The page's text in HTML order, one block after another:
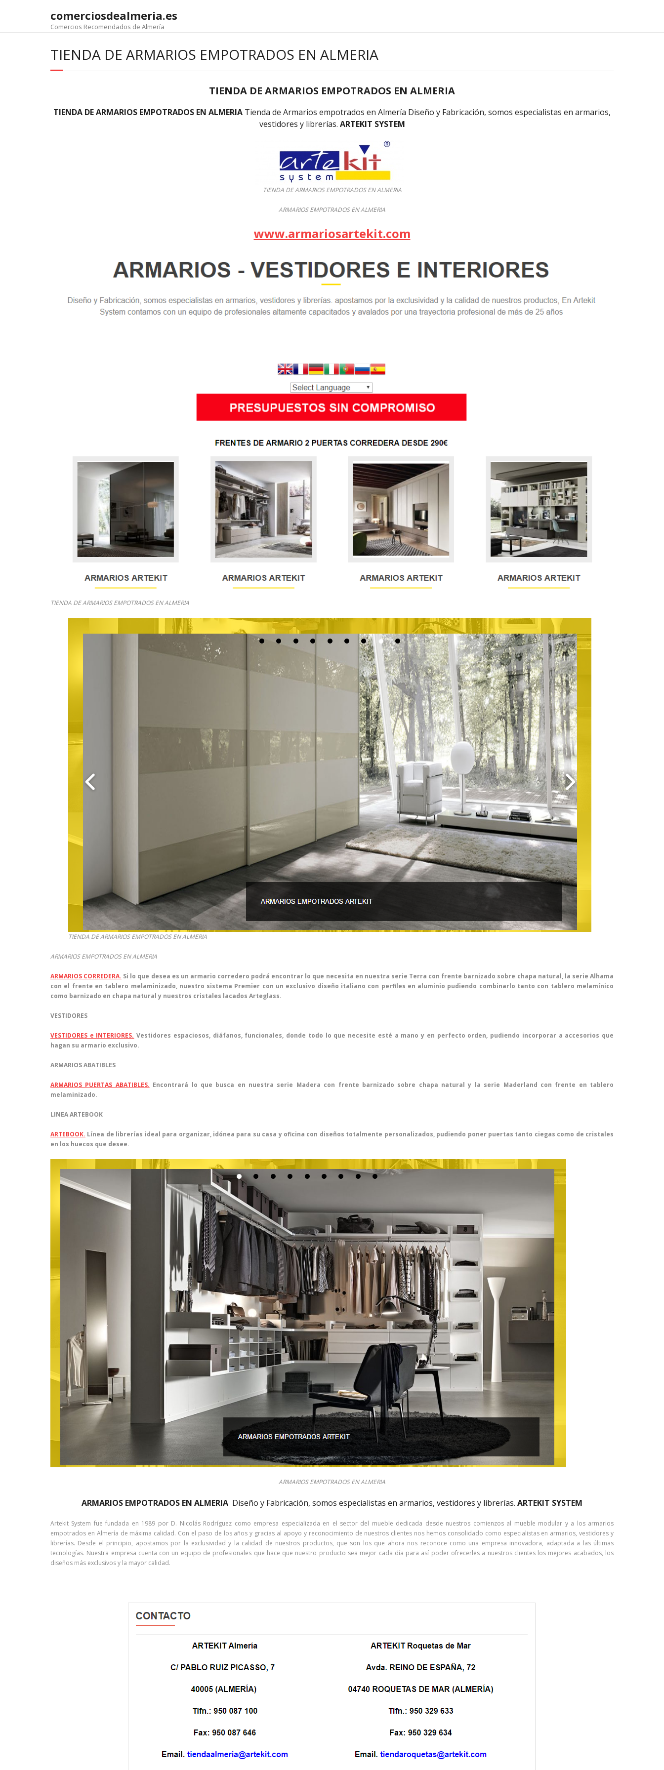
comerciosdealmeria.es
Comercios Recomendados de Almería
TIENDA DE ARMARIOS EMPOTRADOS EN ALMERIA
TIENDA DE ARMARIOS EMPOTRADOS EN ALMERIA
TIENDA DE ARMARIOS EMPOTRADOS EN ALMERIA Tienda de Armarios empotrados en Almería Diseño y Fabricación, somos especialistas en armarios,
vestidores y librerías. ARTEKIT SYSTEM
TIENDA DE ARMARIOS EMPOTRADOS EN ALMERIA
ARMARIOS EMPOTRADOS EN ALMERIA
www.armariosartekit.com
TIENDA DE ARMARIOS EMPOTRADOS EN ALMERIA
TIENDA DE ARMARIOS EMPOTRADOS EN ALMERIA
ARMARIOS EMPOTRADOS EN ALMERIA
ARMARIOS CORREDERA. Si lo que desea es un armario corredero podrá encontrar lo que necesita en nuestra serie Terra con frente barnizado sobre chapa natural, la serie Alhama
con el frente en tablero melaminizado, nuestro sistema Premier con un exclusivo diseño italiano con perfiles en aluminio pudiendo combinarlo tanto con tablero melamínico
como barnizado en chapa natural y nuestros cristales lacados Arteglass.
VESTIDORES
VESTIDORES e INTERIORES. Vestidores espaciosos, diáfanos, funcionales, donde todo lo que necesite esté a mano y en perfecto orden, pudiendo incorporar a accesorios que
hagan su armario exclusivo.
ARMARIOS ABATIBLES
ARMARIOS PUERTAS ABATIBLES. Encontrará lo que busca en nuestra serie Madera con frente barnizado sobre chapa natural y la serie Maderland con frente en tablero
melaminizado.
LINEA ARTEBOOK
ARTEBOOK. Línea de librerías ideal para organizar, idónea para su casa y oficina con diseños totalmente personalizados, pudiendo poner puertas tanto ciegas como de cristales
en los huecos que desee.
ARMARIOS EMPOTRADOS EN ALMERIA
ARMARIOS EMPOTRADOS EN ALMERIA Diseño y Fabricación, somos especialistas en armarios, vestidores y librerías. ARTEKIT SYSTEM
Artekit System fue fundada en 1989 por D. Nicolás Rodríguez como empresa especializada en el sector del mueble dedicada desde nuestros comienzos al mueble modular y a los armarios
empotrados en Almería de máxima calidad. Con el paso de los años y gracias al apoyo y reconocimiento de nuestros clientes nos hemos consolidado como especialistas en armarios, vestidores y
librerías. Desde el principio, apostamos por la exclusividad y la calidad de nuestros productos, que son los que ahora nos reconoce como una empresa innovadora, adaptada a las últimas
tecnologías. Nuestra empresa cuenta con un equipo de profesionales que hace que nuestro producto sea mejor cada día para así poder ofrecerles a nuestros clientes los mejores acabados, los
diseños más exclusivos y la mayor calidad.